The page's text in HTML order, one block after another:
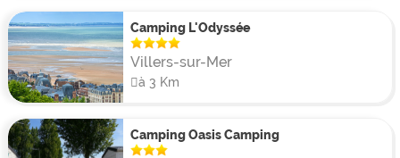
Camping L'Odyssée
Villers-sur-Mer
à 3 Km
Camping Oasis Camping